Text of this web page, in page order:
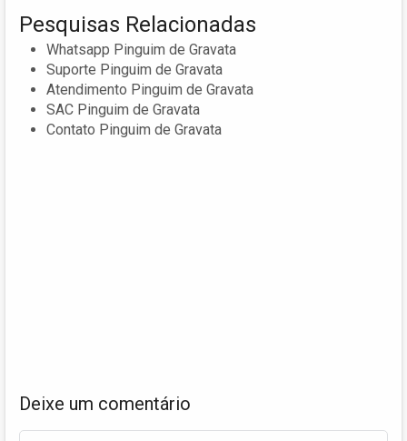
Pesquisas Relacionadas
Whatsapp Pinguim de Gravata
Suporte Pinguim de Gravata
Atendimento Pinguim de Gravata
SAC Pinguim de Gravata
Contato Pinguim de Gravata
Deixe um comentário